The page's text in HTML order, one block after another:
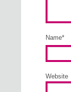
Name*
Website